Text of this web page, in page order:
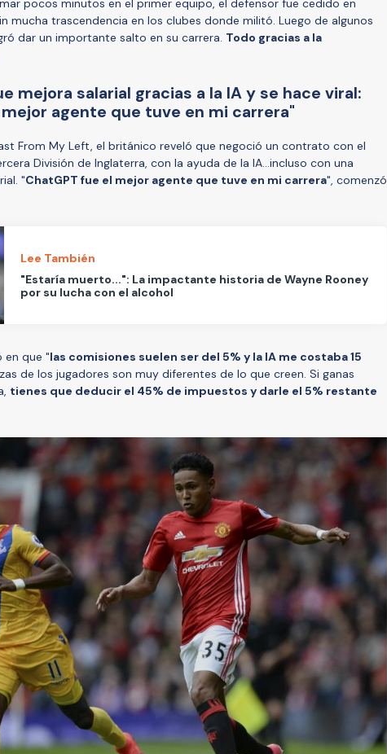
pocos minutos en el primer equipo, el defensor fue cedido en
mucha trascendencia en los clubes donde militó. Luego de algunos
dar un importante salto en su carrera. Todo gracias a la
mejora salarial gracias a la IA y se hace viral:
agente que tuve en mi carrera"
From My Left, el británico reveló que negoció un contrato con el
División de Inglaterra, con la ayuda de la IA...incluso con una
"ChatGPT fue el mejor agente que tuve en mi carrera", comenzó
Lee También
"Estaría muerto...": La impactante historia de Wayne Rooney
por su lucha con el alcohol
en que "las comisiones suelen ser del 5% y la IA me costaba 15
de los jugadores son muy diferentes de lo que creen. Si ganas
tienes que deducir el 45% de impuestos y darle el 5% restante